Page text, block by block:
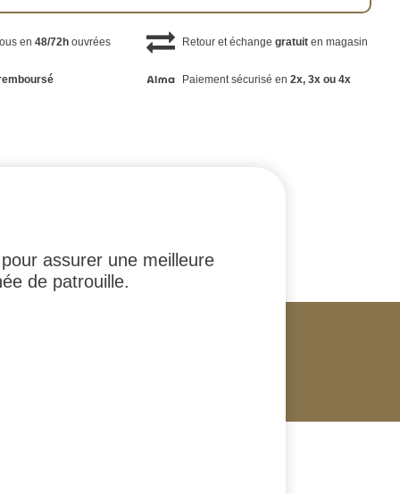
en48/72h ouvrées Retour et échange gratuiten magasin
Paiement sécurisé en 2x, 3x ou 4x
assurer une meilleure
de patrouille.